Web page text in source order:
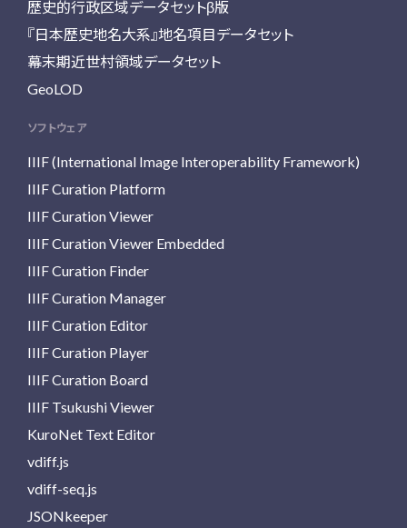
歴史的行政区域データセットβ版
『日本歴史地名大系』地名項目データセット
幕末期近世村領域データセット
GeoLOD
ソフトウェア
IIIF (International Image Interoperability Framework)
IIIF Curation Platform
IIIF Curation Viewer
IIIF Curation Viewer Embedded
IIIF Curation Finder
IIIF Curation Manager
IIIF Curation Editor
IIIF Curation Player
IIIF Curation Board
IIIF Tsukushi Viewer
KuroNet Text Editor
vdiff.js
vdiff-seq.js
JSONkeeper